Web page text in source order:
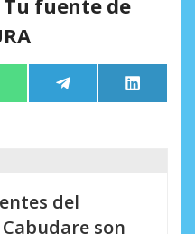
Tu fuente de
WhatsApp Compartir
en
Telegram
en
LinkedIn
del
son